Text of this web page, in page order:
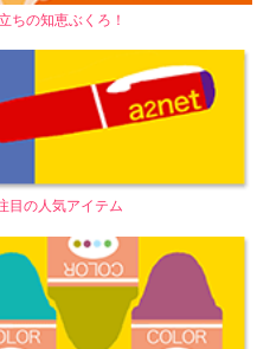
ちの知恵ぶくろ！
目の人気アイテム